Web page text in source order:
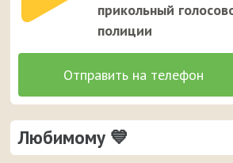
прикольный
полиции
Любимому 💙